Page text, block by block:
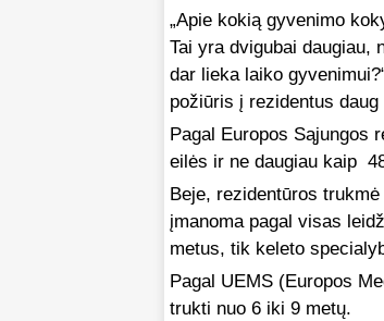
„Apie kokią gyvenimo
Tai yra dvigubai daugiau,
dar lieka laiko
požiūris į rezidentus
Pagal Europos Sąjungos
eilės ir ne daugiau kaip
Beje, rezidentūros
įmanoma pagal visas
metus, tik keleto
Pagal UEMS (Europos
trukti nuo 6 iki 9 metų.